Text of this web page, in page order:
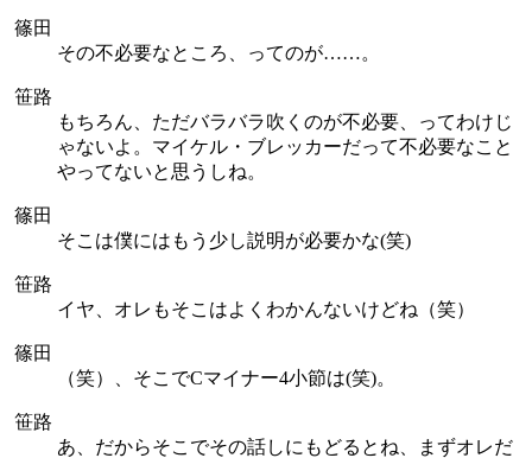
篠田
その不必要なところ、ってのが……。
笹路
もちろん、ただバラバラ吹くのが不必要、ってわけじ
ゃないよ。マイケル・ブレッカーだって不必要なこと
やってないと思うしね。
篠田
そこは僕にはもう少し説明が必要かな(笑)
笹路
イヤ、オレもそこはよくわかんないけどね（笑）
篠田
（笑）、そこでCマイナー4小節は(笑)。
笹路
あ、だからそこでその話しにもどるとね、まずオレだ